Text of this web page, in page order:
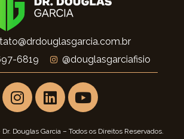
6819
@douglasgarciafisio
Douglas Garcia – Todos os Direitos Reservados.